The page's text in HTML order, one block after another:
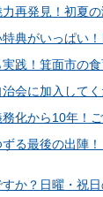
再発見！初夏
特典がいっぱい
践！箕面市の
会に加入して
化から10年！
る最後の出陣
すか？日曜・祝